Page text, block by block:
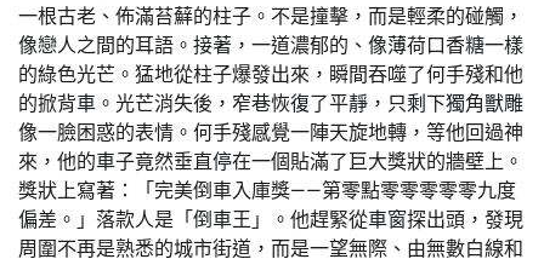
一根古老、佈滿苔蘚的柱子。不是撞擊，而是輕柔的碰觸，
像戀人之間的耳語。接著，一道濃郁的、像薄荷口香糖一樣
的綠色光芒。猛地從柱子爆發出來，瞬間吞噬了何手殘和他
的掀背車。光芒消失後，窄巷恢復了平靜，只剩下獨角獸雕
像一臉困惑的表情。何手殘感覺一陣天旋地轉，等他回過神
來，他的車子竟然垂直停在一個貼滿了巨大獎狀的牆壁上。
獎狀上寫著：「完美倒車入庫獎——第零點零零零零零九度
偏差。」落款人是「倒車王」。他趕緊從車窗探出頭，發現
周圍不再是熟悉的城市街道，而是一望無際、由無數白線和